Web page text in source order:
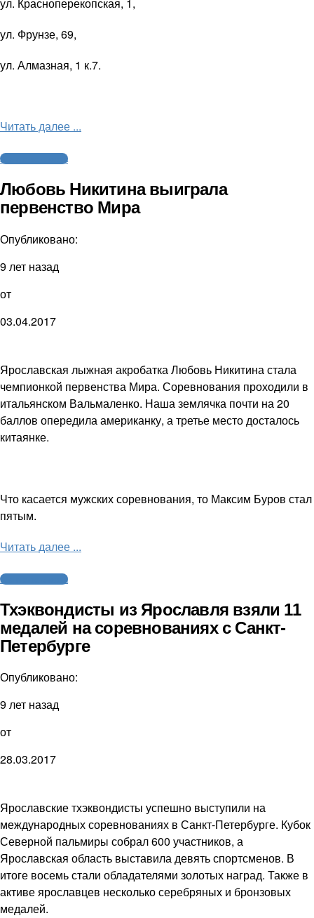
ул. Красноперекопская, 1,
ул. Фрунзе, 69,
ул. Алмазная, 1 к.7.
Читать далее ...
Агентство спорта
Любовь Никитина выиграла
первенство Мира
Опубликовано:
9 лет назад
от
03.04.2017
Ярославская лыжная акробатка Любовь Никитина стала
чемпионкой первенства Мира. Соревнования проходили в
итальянском Вальмаленко. Наша землячка почти на 20
баллов опередила американку, а третье место досталось
китаянке.
Что касается мужских соревнования, то Максим Буров стал
пятым.
Читать далее ...
Агентство спорта
Тхэквондисты из Ярославля взяли 11
медалей на соревнованиях с Санкт-
Петербурге
Опубликовано:
9 лет назад
от
28.03.2017
Ярославские тхэквондисты успешно выступили на
международных соревнованиях в Санкт-Петербурге. Кубок
Северной пальмиры собрал 600 участников, а
Ярославская область выставила девять спортсменов. В
итоге восемь стали обладателями золотых наград. Также в
активе ярославцев несколько серебряных и бронзовых
медалей.